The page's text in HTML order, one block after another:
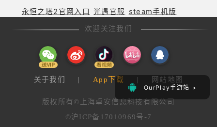
OurPlay手游站 >
永恒之塔2官网入口
光遇官服
steam手机版
欢迎关注我们
关于我们 | App下载 | 网站地图
版权所有©上海卓安信息科技有限公司
©沪ICP备17010969号-7